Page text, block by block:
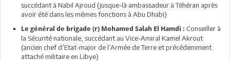
succédant à Nabil Ajroud (jusque-là ambassadeur à Téhéran après
avoir été dans les mêmes fonctions à Abu Dhabi)
Le général de brigade (r) Mohamed Salah El Hamdi : Conseiller à
la Sécurité nationale, succédant au Vice-Amiral Kamel Akrout
(ancien chef d’Etat-major de l’Armée de Terre et précédemment
attaché militaire en Libye)